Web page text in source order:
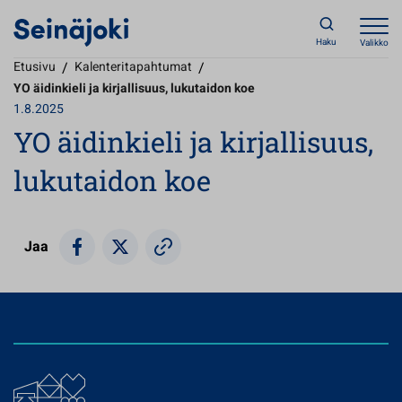
Haku Valikko
Etusivu / Kalenteritapahtumat /
YO äidinkieli ja kirjallisuus, lukutaidon koe
1.8.2025
YO äidinkieli ja kirjallisuus,
lukutaidon koe
Jaa